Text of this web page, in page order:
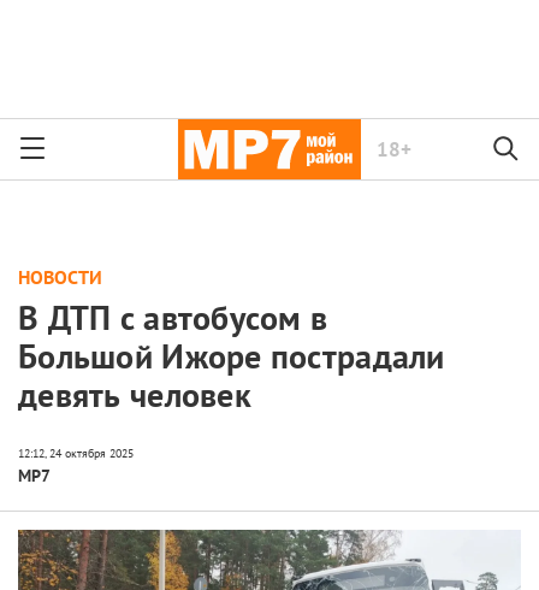
18+
НОВОСТИ
В ДТП с автобусом в
Большой Ижоре пострадали
девять человек
МР7